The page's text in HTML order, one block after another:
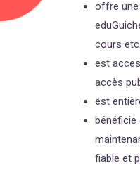
offre une
cours
est
accès
est
bénéficie
fiable et